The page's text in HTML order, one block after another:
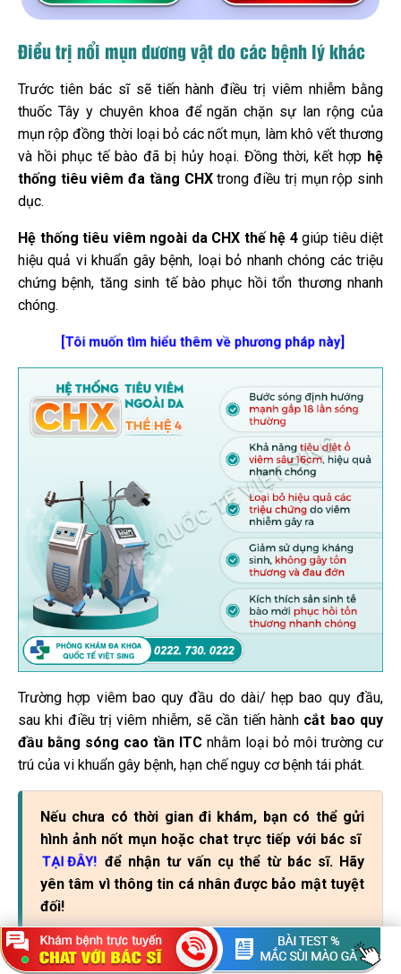
Điều trị nổi mụn dương vật do các bệnh lý khác
Trước tiên bác sĩ sẽ tiến hành điều trị viêm nhiễm bằng
thuốc Tây y chuyên khoa để ngăn chặn sự lan rộng của
mụn rộp đồng thời loại bỏ các nốt mụn, làm khô vết thương
và hồi phục tế bào đã bị hủy hoại. Đồng thời, kết hợp hệ
thống tiêu viêm đa tầng CHXtrong điều trị mụn rộp sinh
dục.
Hệ thống tiêu viêm ngoài da CHX thế hệ 4giúp tiêu diệt
hiệu quả vi khuẩn gây bệnh, loại bỏ nhanh chóng các triệu
chứng bệnh, tăng sinh tế bào phục hồi tổn thương nhanh
chóng.
[Tôi muốn tìm hiểu thêm về phương pháp này]
Trường hợp viêm bao quy đầu do dài/ hẹp bao quy đầu,
sau khi điều trị viêm nhiễm, sẽ cần tiến hành cắt bao quy
đầu bằng sóng cao tần ITC nhằm loại bỏ môi trường cư
trú của vi khuẩn gây bệnh, hạn chế nguy cơ bệnh tái phát.
Nếu chưa có thời gian đi khám, bạn có thể gửi
hình ảnh nốt mụn hoặc chat trực tiếp với bác sĩ
TẠI ĐÂY! để nhận tư vấn cụ thể từ bác sĩ. Hãy
yên tâm vì thông tin cá nhân được bảo mật tuyệt
đối!
Ngoài ra, người bệnh khi đăng ký đặt hẹn khám trước còn